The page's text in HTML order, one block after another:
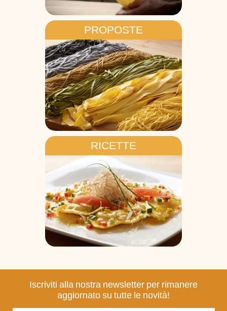
PROPOSTE
RICETTE
Iscriviti alla nostra newsletter per rimanere
aggiornato su tutte le novità!